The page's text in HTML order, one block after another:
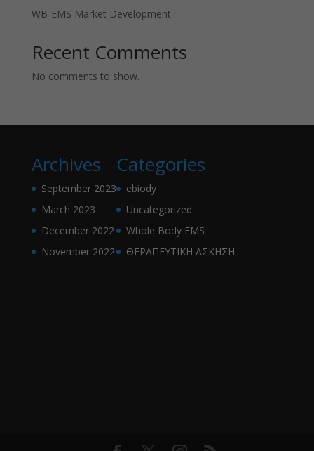
WB-EMS Market Development
Recent Comments
No comments to show.
Archives
September 2023
March 2023
December 2022
November 2022
Categories
ebiody
Uncategorized
Whole Body EMS
ΘΕΡΑΠΕΥΤΙΚΗ ΑΣΚΗΣΗ